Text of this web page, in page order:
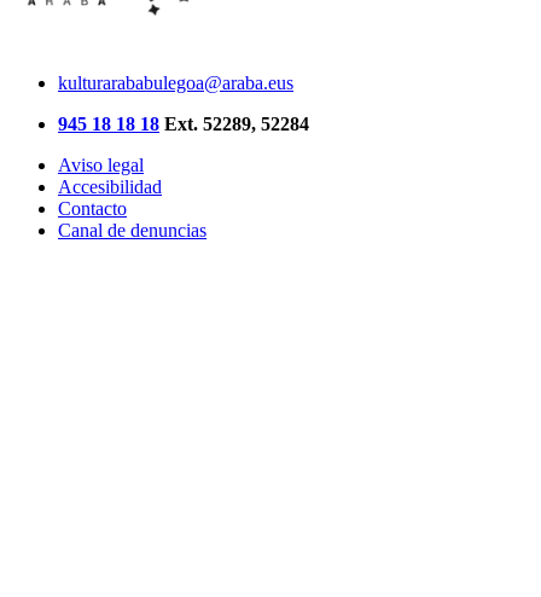
kulturarababulegoa@araba.eus
945 18 18 18 Ext. 52289, 52284
Aviso legal
Accesibilidad
Contacto
Canal de denuncias